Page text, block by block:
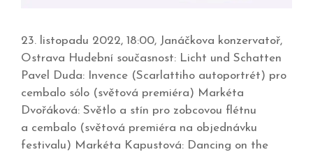
23. listopadu 2022, 18:00, Janáčkova konzervatoř,
Ostrava Hudební současnost: Licht und Schatten
Pavel Duda: Invence (Scarlattiho autoportrét) pro
cembalo sólo (světová premiéra) Markéta
Dvořáková: Světlo a stín pro zobcovou flétnu
a cembalo (světová premiéra na objednávku
festivalu) Markéta Kapustová: Dancing on the